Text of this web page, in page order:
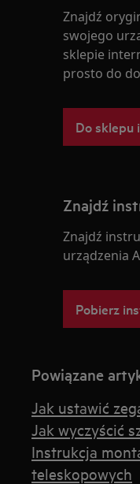
Znajdź
swojego
sklepie
prosto do
Do sklepu
Znajdź
Znajdź
urządzenia
Pobierz
Powiązane
Jak ustawić
Jak wyczyścić
Instrukcja
teleskopowych